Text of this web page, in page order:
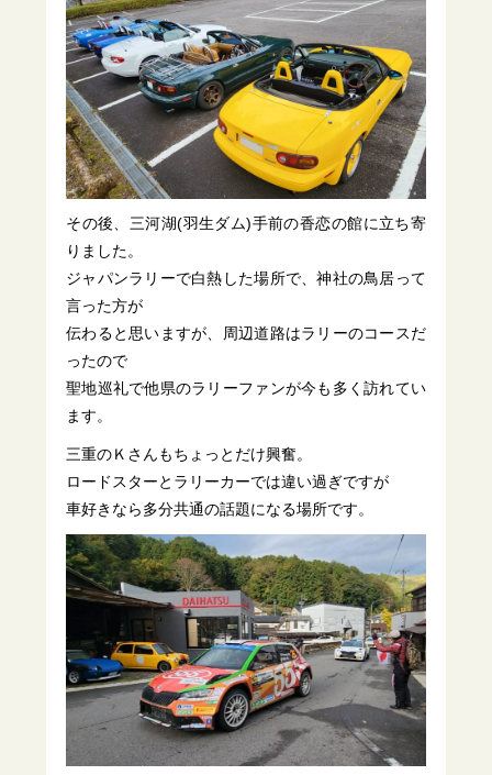
その後、三河湖(羽生ダム)手前の香恋の館に立ち寄
りました。
ジャパンラリーで白熱した場所で、神社の鳥居って
言った方が
伝わると思いますが、周辺道路はラリーのコースだ
ったので
聖地巡礼で他県のラリーファンが今も多く訪れてい
ます。
三重のＫさんもちょっとだけ興奮。
ロードスターとラリーカーでは違い過ぎですが
車好きなら多分共通の話題になる場所です。